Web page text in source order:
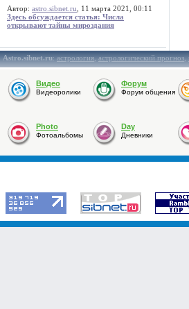
Автор: astro.sibnet.ru , 11 марта 2021, 00:11
Здесь обсуждается статья: Числа
открывают тайны мироздания
Astro.sibnet.ru:астрология,астрологический прогноз,
Видео
Видеоролики
Форум
Форум общения
Photo
Фотоальбомы
Day
Дневники